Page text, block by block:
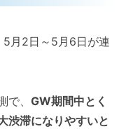
月2日～5月6日が連
、 GW期間中とく
渋滞になりやすいと